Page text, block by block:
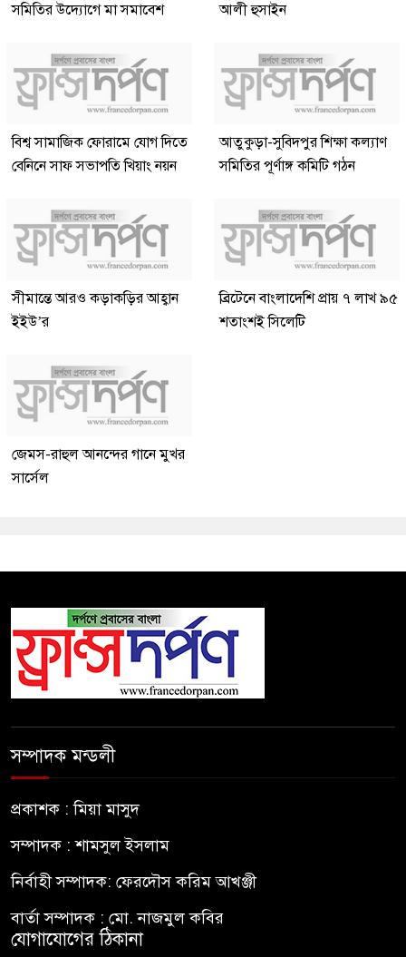
সমিতির উদ্যোগে মা সমাবেশ
আলী হুসাইন
বিশ্ব সামাজিক ফোরামে যোগ দিতে
বেনিনে সাফ সভাপতি খিয়াং নয়ন
আতুকুড়া-সুবিদপুর শিক্ষা কল্যাণ
সমিতির পূর্ণাঙ্গ কমিটি গঠন
সীমান্তে আরও কড়াকড়ির আহ্বান
ইইউ’র
ব্রিটেনে বাংলাদেশি প্রায় ৭ লাখ ৯৫
শতাংশই সিলেটি
জেমস-রাহুল আনন্দের গানে মুখর
সার্সেল
সম্পাদক মন্ডলী
প্রকাশক : মিয়া মাসুদ
সম্পাদক : শামসুল ইসলাম
নির্বাহী সম্পাদক: ফেরদৌস করিম আখঞ্জী
বার্তা সম্পাদক : মো. নাজমুল কবির
যোগাযোগের ঠিকানা